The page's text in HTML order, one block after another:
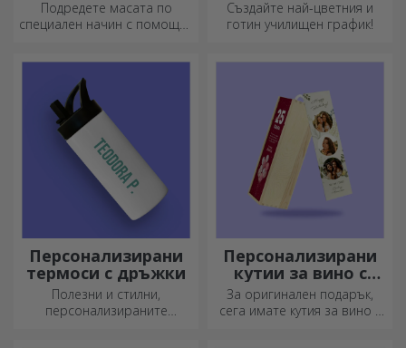
Подредете масата по
специален начин с помощта
персонализирани с
послание или името на
всеки член на масата.
Създайте най-цветния и
готин училищен график!
Персонализирани
термоси с дръжки
Полезни и стилни,
персонализираните
Персонализирани
кутии за вино с
фотография
За оригинален подарък,
сега имате кутия за вино с